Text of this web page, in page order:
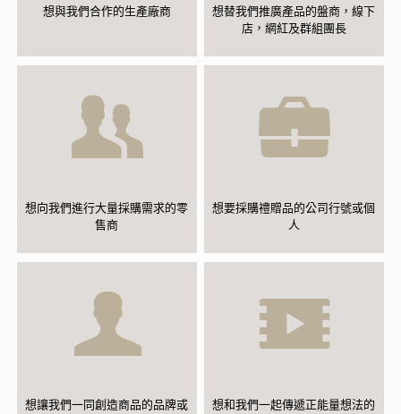
想與我們合作的生產廠商
想替我們推廣產品的盤商，線下
店，網紅及群組團長
想向我們進行大量採購需求的零
售商
想要採購禮贈品的公司行號或個
人
想讓我們一同創造商品的品牌或
想和我們一起傳遞正能量想法的